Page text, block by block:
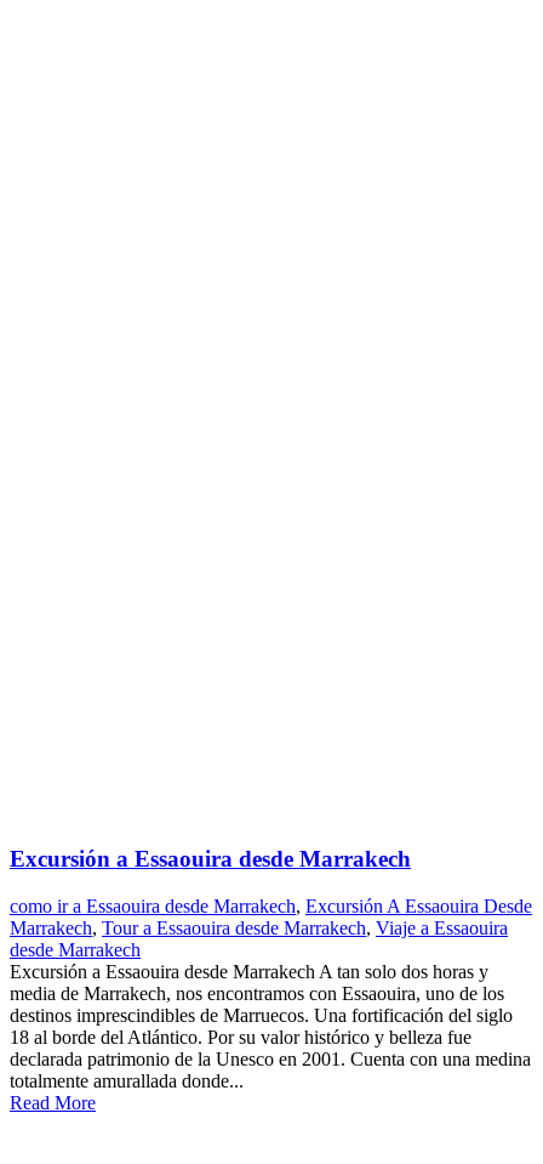
Excursión a Essaouira desde Marrakech
como ir a Essaouira desde Marrakech, Excursión A Essaouira Desde
Marrakech, Tour a Essaouira desde Marrakech, Viaje a Essaouira
desde Marrakech
Excursión a Essaouira desde Marrakech A tan solo dos horas y
media de Marrakech, nos encontramos con Essaouira, uno de los
destinos imprescindibles de Marruecos. Una fortificación del siglo
18 al borde del Atlántico. Por su valor histórico y belleza fue
declarada patrimonio de la Unesco en 2001. Cuenta con una medina
totalmente amurallada donde...
Read More